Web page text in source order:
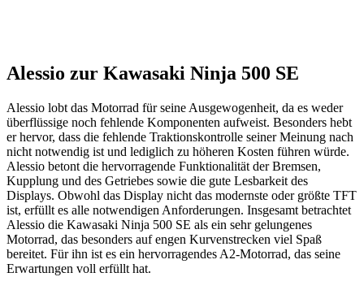
Alessio zur Kawasaki Ninja 500 SE
Alessio lobt das Motorrad für seine Ausgewogenheit, da es weder
überflüssige noch fehlende Komponenten aufweist. Besonders hebt
er hervor, dass die fehlende Traktionskontrolle seiner Meinung nach
nicht notwendig ist und lediglich zu höheren Kosten führen würde.
Alessio betont die hervorragende Funktionalität der Bremsen,
Kupplung und des Getriebes sowie die gute Lesbarkeit des
Displays. Obwohl das Display nicht das modernste oder größte TFT
ist, erfüllt es alle notwendigen Anforderungen. Insgesamt betrachtet
Alessio die Kawasaki Ninja 500 SE als ein sehr gelungenes
Motorrad, das besonders auf engen Kurvenstrecken viel Spaß
bereitet. Für ihn ist es ein hervorragendes A2-Motorrad, das seine
Erwartungen voll erfüllt hat.